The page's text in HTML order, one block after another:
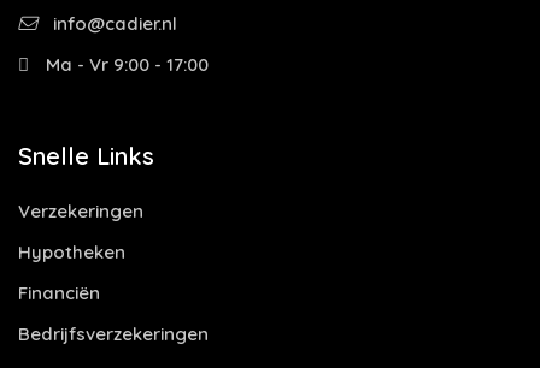
info@cadier.nl
Ma - Vr 9:00 - 17:00
Snelle Links
Verzekeringen
Hypotheken
Financiën
Bedrijfsverzekeringen